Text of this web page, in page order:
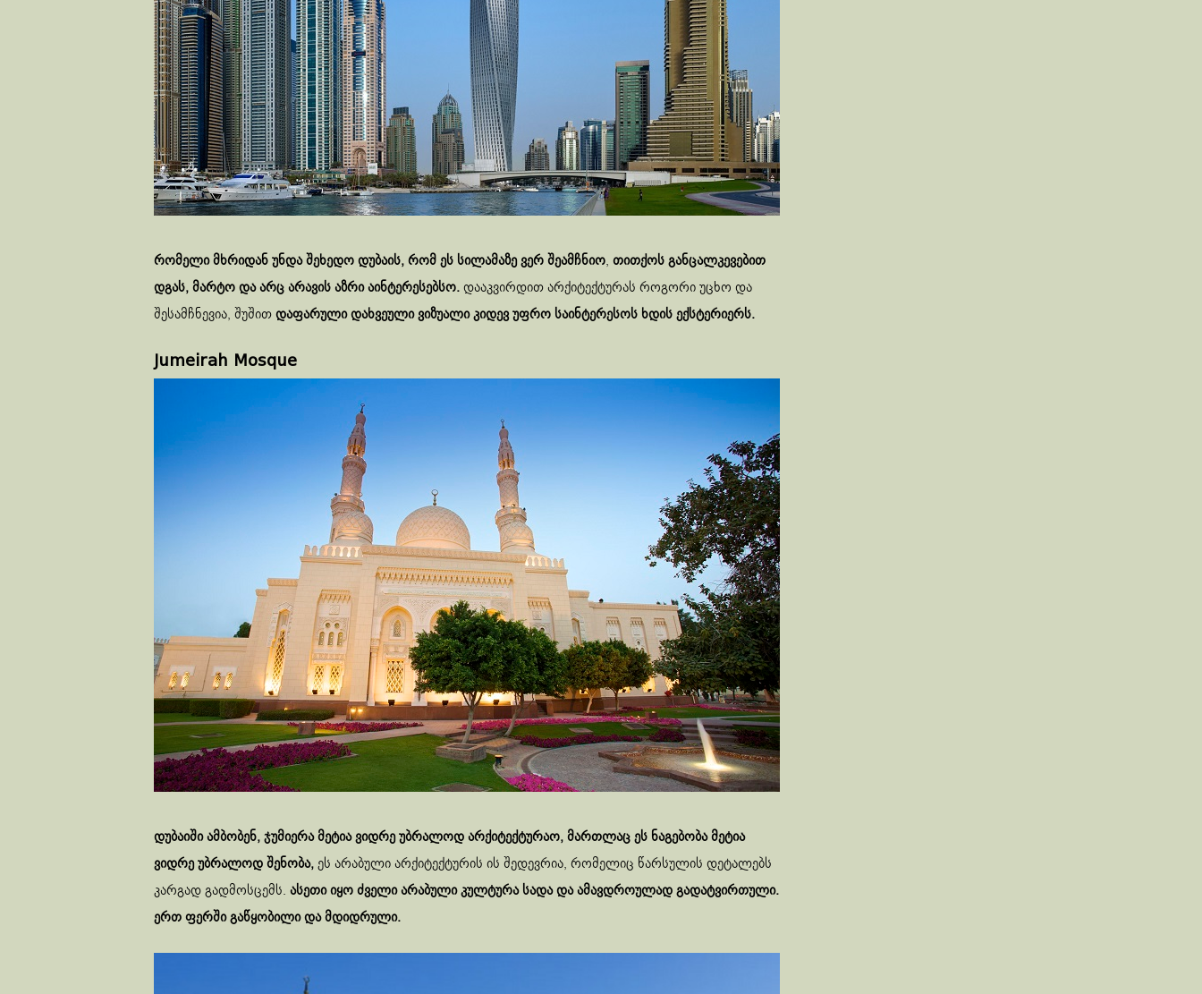
რომელი მხრიდან უნდა შეხედო დუბაის, რომ ეს სილამაზე ვერ შეამჩნიო, თითქოს განცალკევებით
დგას, მარტო და არც არავის აზრი აინტერესებსო.დააკვირდით არქიტექტურას როგორი უცხო და
შესამჩნევია, შუშითდაფარული დახვეული ვიზუალი კიდევ უფრო საინტერესოს ხდის ექსტერიერს.
Jumeirah Mosque
დუბაიში ამბობენ, ჯუმიერა მეტია ვიდრე უბრალოდ არქიტექტურაო, მართლაც ეს ნაგებობა მეტია
ვიდრე უბრალოდ შენობა,ეს არაბული არქიტექტურის ის შედევრია, რომელიც წარსულის დეტალებს
კარგად გადმოსცემს. ასეთი იყო ძველი არაბული კულტურა სადა და ამავდროულად გადატვირთული.
ერთ ფერში გაწყობილი და მდიდრული.